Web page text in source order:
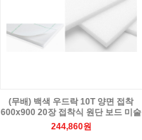
(무배) 백색 우드락 10T 양면 접착
600x900 20장 접착식 원단 보드 미술
244,860원